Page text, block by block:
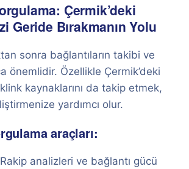
Çermik’deki
Geride Bırakmanın Yolu
sonra bağlantıların takibi ve
önemlidir. Özellikle Çermik’deki
kaynaklarını da takip etmek,
yardımcı olur.
araçları:
Rakip analizleri ve bağlantı gücü